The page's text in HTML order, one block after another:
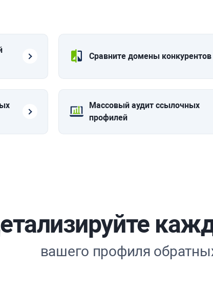
Сравните домены конкурентов
Массовый аудит ссылочных
профилей
вашего профиля